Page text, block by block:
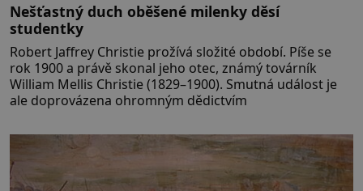
Nešťastný duch oběšené milenky děsí
studentky
Robert Jaffrey Christie prožívá složité období. Píše se
rok 1900 a právě skonal jeho otec, známý továrník
William Mellis Christie (1829–1900). Smutná událost je
ale doprovázena ohromným dědictvím